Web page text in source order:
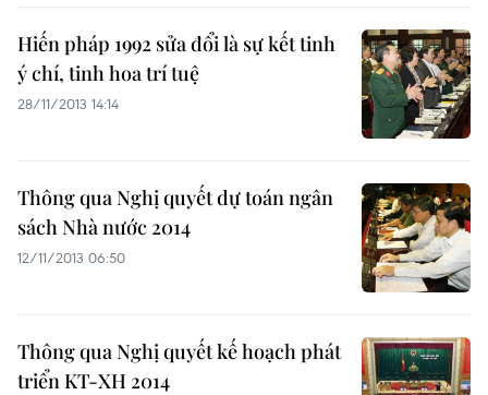
Hiến pháp 1992 sửa đổi là sự kết tinh
ý chí, tinh hoa trí tuệ
28/11/2013 14:14
Thông qua Nghị quyết dự toán ngân
sách Nhà nước 2014
12/11/2013 06:50
Thông qua Nghị quyết kế hoạch phát
triển KT-XH 2014